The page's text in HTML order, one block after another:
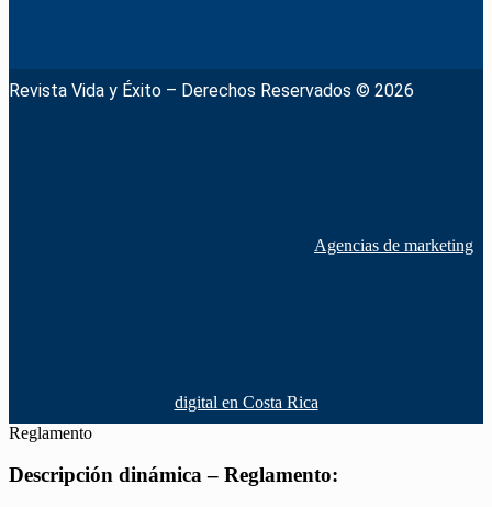
Revista Vida y Éxito – Derechos Reservados © 2026
Agencias de marketing
digital en Costa Rica
Reglamento
Descripción dinámica – Reglamento: